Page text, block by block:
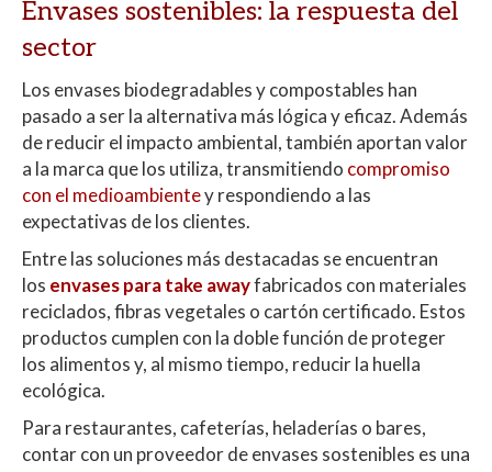
Envases sostenibles: la respuesta del
sector
Los envases biodegradables y compostables han
pasado a ser la alternativa más lógica y eficaz. Además
de reducir el impacto ambiental, también aportan valor
a la marca que los utiliza, transmitiendo compromiso
con el medioambientey respondiendo a las
expectativas de los clientes.
Entre las soluciones más destacadas se encuentran
los envases para take awayfabricados con materiales
reciclados, fibras vegetales o cartón certificado. Estos
productos cumplen con la doble función de proteger
los alimentos y, al mismo tiempo, reducir la huella
ecológica.
Para restaurantes, cafeterías, heladerías o bares,
contar con un proveedor de envases sostenibles es una